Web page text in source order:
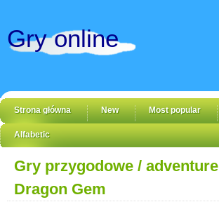
Gry online
Strona główna New Most popular
Alfabetic
Gry przygodowe / adventure
Dragon Gem